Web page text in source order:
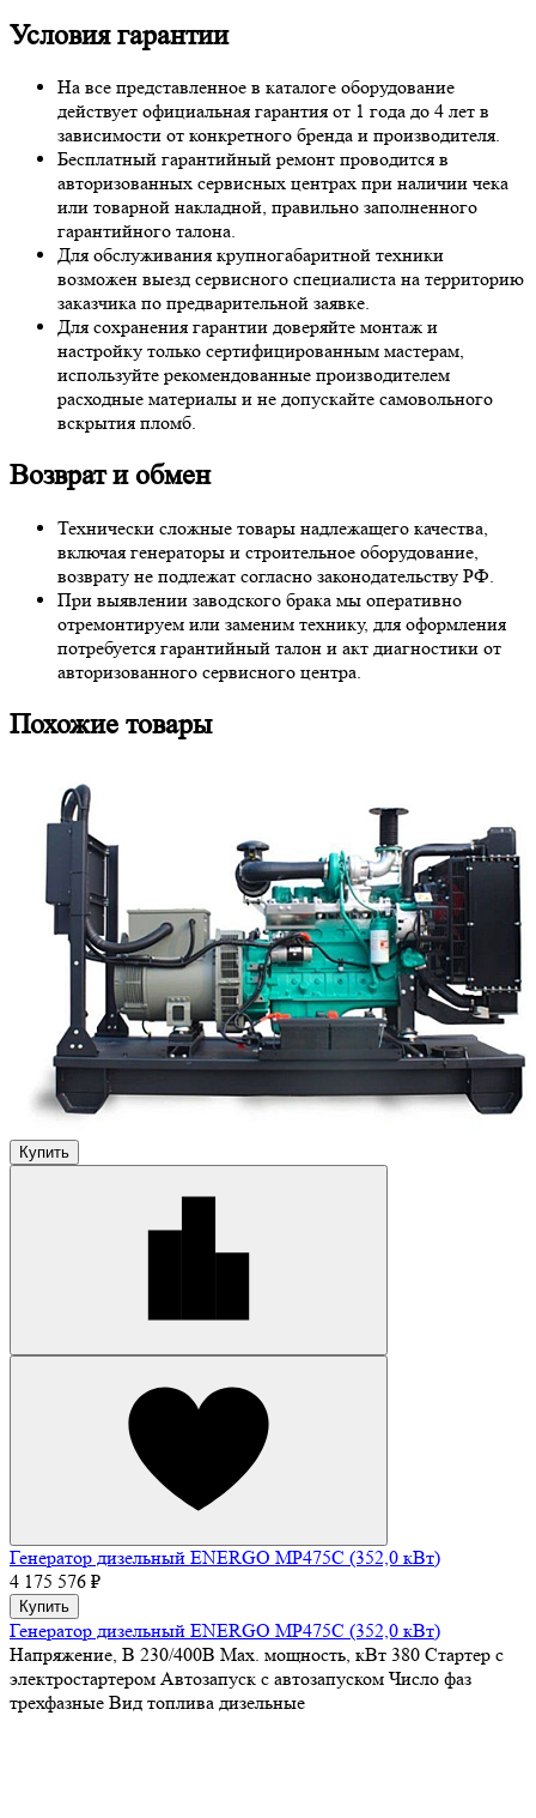
Условия гарантии
На все представленное в каталоге оборудование
действует официальная гарантия от 1 года до 4 лет в
зависимости от конкретного бренда и производителя.
Бесплатный гарантийный ремонт проводится в
авторизованных сервисных центрах при наличии чека
или товарной накладной, правильно заполненного
гарантийного талона.
Для обслуживания крупногабаритной техники
возможен выезд сервисного специалиста на территорию
заказчика по предварительной заявке.
Для сохранения гарантии доверяйте монтаж и
настройку только сертифицированным мастерам,
используйте рекомендованные производителем
расходные материалы и не допускайте самовольного
вскрытия пломб.
Возврат и обмен
Технически сложные товары надлежащего качества,
включая генераторы и строительное оборудование,
возврату не подлежат согласно законодательству РФ.
При выявлении заводского брака мы оперативно
отремонтируем или заменим технику, для оформления
потребуется гарантийный талон и акт диагностики от
авторизованного сервисного центра.
Похожие товары
Купить
Генератор дизельный ENERGO MP475C (352,0 кВт)
4 175 576 ₽
Купить
Генератор дизельный ENERGO MP475C (352,0 кВт)
Напряжение, В 230/400В Max. мощность, кВт 380 Стартер с
электростартером Автозапуск с автозапуском Число фаз
трехфазные Вид топлива дизельные